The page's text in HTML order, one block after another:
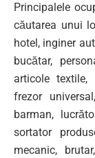
Principalele
căutarea unui
hotel, inginer
bucătar,
articole textile,
frezor
barman,
sortator
mecanic,